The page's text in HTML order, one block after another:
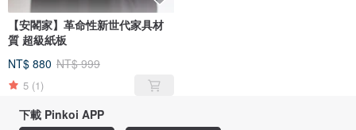
【安閣家】革命性新世代家具材
質 超級紙板
NT$ 880 NT$ 999
5 (1)
下載 Pinkoi APP